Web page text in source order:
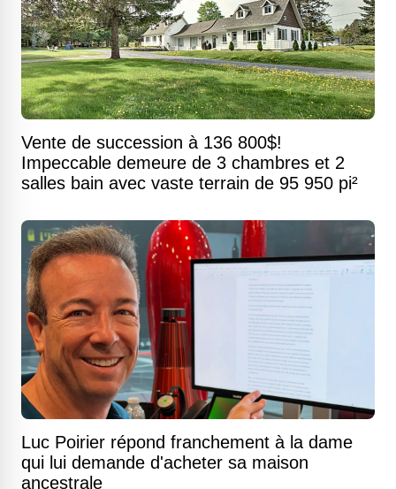
Vente de succession à 136 800$!
Impeccable demeure de 3 chambres et 2
salles bain avec vaste terrain de 95 950 pi²
Luc Poirier répond franchement à la dame
qui lui demande d'acheter sa maison
ancestrale